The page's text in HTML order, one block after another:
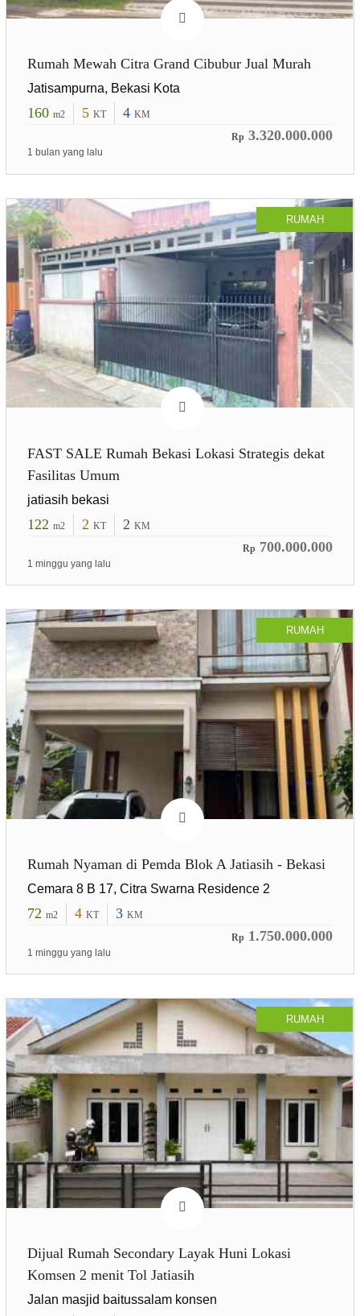
Rumah Mewah Citra Grand Cibubur Jual Murah
Jatisampurna, Bekasi Kota
160 m2 5 KT 4 KM
Rp 3.320.000.000
1 bulan yang lalu
RUMAH
FAST SALE Rumah Bekasi Lokasi Strategis dekat
Fasilitas Umum
jatiasih bekasi
122 m2 2 KT 2 KM
Rp 700.000.000
1 minggu yang lalu
RUMAH
Rumah Nyaman di Pemda Blok A Jatiasih - Bekasi
Cemara 8 B 17, Citra Swarna Residence 2
72 m2 4 KT 3 KM
Rp 1.750.000.000
1 minggu yang lalu
RUMAH
Dijual Rumah Secondary Layak Huni Lokasi
Komsen 2 menit Tol Jatiasih
Jalan masjid baitussalam konsen